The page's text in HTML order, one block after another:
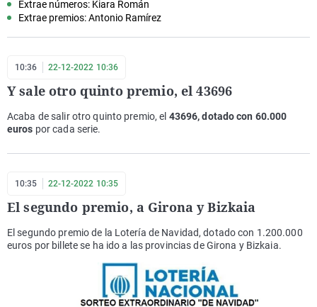
Extrae números: Kiara Román
Extrae premios: Antonio Ramírez
10:36 22-12-2022 10:36
Y sale otro quinto premio, el 43696
Acaba de salir otro quinto premio, el 43696, dotado con 60.000
euros por cada serie.
10:35 22-12-2022 10:35
El segundo premio, a Girona y Bizkaia
El segundo premio de la Lotería de Navidad, dotado con 1.200.000
euros por billete se ha ido a las provincias de Girona y Bizkaia.